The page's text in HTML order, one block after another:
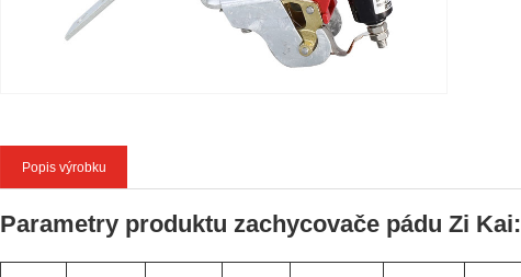
Popis výrobku
Parametry produktu zachycovače pádu Zi Kai: